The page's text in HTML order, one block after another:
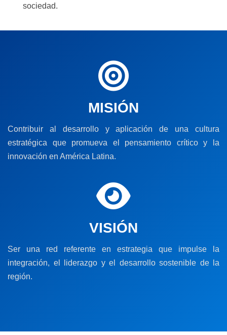
sociedad.
MISIÓN
Contribuir al desarrollo y aplicación de una cultura
estratégica que promueva el pensamiento crítico y la
innovación en América Latina.
VISIÓN
Ser una red referente en estrategia que impulse la
integración, el liderazgo y el desarrollo sostenible de la
región.